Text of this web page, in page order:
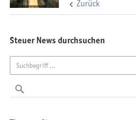
Zurück
Steuer News durchsuchen